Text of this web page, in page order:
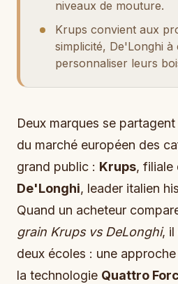
niveaux de mouture.
Krups convient aux
simplicité, De'Longhi
personnaliser leurs
Deux marques se
du marché européen des
grand public : Krups, filiale
De'Longhi, leader italien
Quand un acheteur
grain Krups vs DeLonghi, il
deux écoles : une
la technologie Quattro